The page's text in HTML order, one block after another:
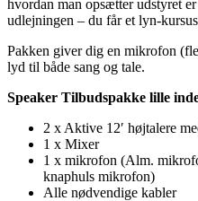
hvordan man opsætter udstyret
udlejningen – du får et lyn-
Pakken giver dig en mikrofon
lyd til både sang og tale.
Speaker Tilbudspakke lille
2 x Aktive 12′ højtalere
1 x Mixer
1 x mikrofon (Alm.
knaphuls mikrofon)
Alle nødvendige kabler